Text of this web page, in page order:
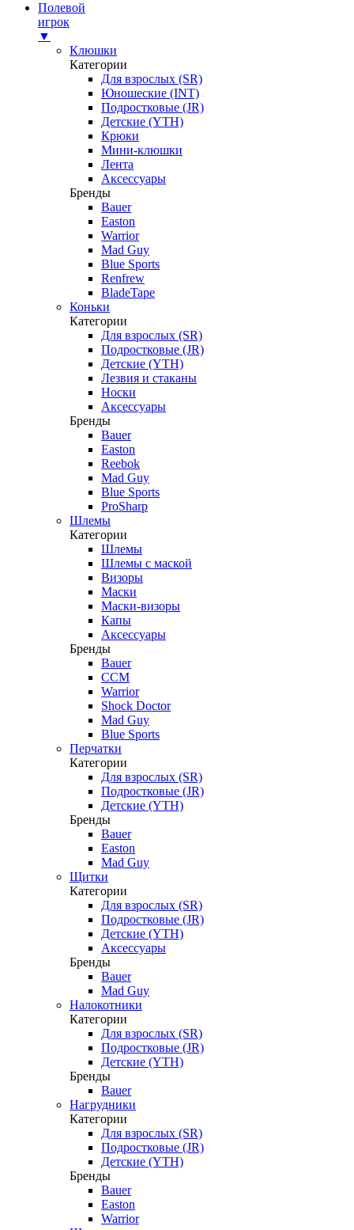
Полевой
игрок
▼
Клюшки
Категории
Для взрослых (SR)
Юношеские (INT)
Подростковые (JR)
Детские (YTH)
Крюки
Мини-клюшки
Лента
Аксессуары
Бренды
Bauer
Easton
Warrior
Mad Guy
Blue Sports
Renfrew
BladeTape
Коньки
Категории
Для взрослых (SR)
Подростковые (JR)
Детские (YTH)
Лезвия и стаканы
Носки
Аксессуары
Бренды
Bauer
Easton
Reebok
Mad Guy
Blue Sports
ProSharp
Шлемы
Категории
Шлемы
Шлемы с маской
Визоры
Маски
Маски-визоры
Капы
Аксессуары
Бренды
Bauer
CCM
Warrior
Shock Doctor
Mad Guy
Blue Sports
Перчатки
Категории
Для взрослых (SR)
Подростковые (JR)
Детские (YTH)
Бренды
Bauer
Easton
Mad Guy
Щитки
Категории
Для взрослых (SR)
Подростковые (JR)
Детские (YTH)
Аксессуары
Бренды
Bauer
Mad Guy
Налокотники
Категории
Для взрослых (SR)
Подростковые (JR)
Детские (YTH)
Бренды
Bauer
Нагрудники
Категории
Для взрослых (SR)
Подростковые (JR)
Детские (YTH)
Бренды
Bauer
Easton
Warrior